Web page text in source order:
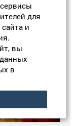
оценка
для
и
вы
в